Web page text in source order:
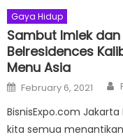
Gaya Hidup
Sambut Imlek
Belresidences
Menu Asia
Posted
on
February 6, 2021
BisnisExpo.com
kita semua